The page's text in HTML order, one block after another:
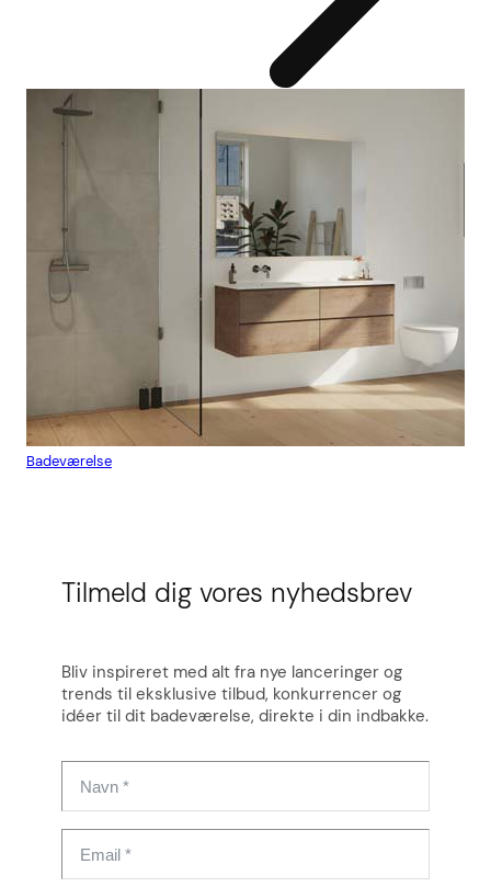
Badeværelse
Tilmeld dig vores nyhedsbrev
Bliv inspireret med alt fra nye lanceringer og
trends til eksklusive tilbud, konkurrencer og
idéer til dit badeværelse, direkte i din indbakke.